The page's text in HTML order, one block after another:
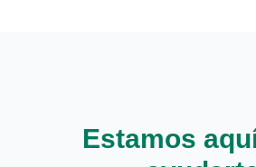
Estamos